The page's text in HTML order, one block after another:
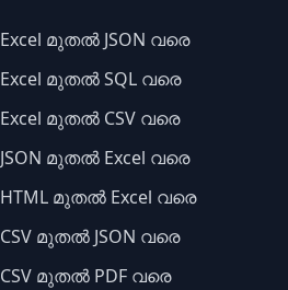
Excel മുതൽ JSON വരെ
Excel മുതൽ SQL വരെ
Excel മുതൽ CSV വരെ
JSON മുതൽ Excel വരെ
HTML മുതൽ Excel വരെ
CSV മുതൽ JSON വരെ
CSV മുതൽ PDF വരെ